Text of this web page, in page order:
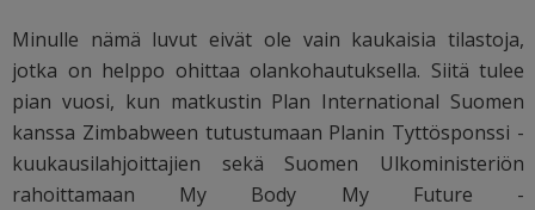
Minulle nämä luvut eivät ole vain kaukaisia tilastoja,
jotka on helppo ohittaa olankohautuksella. Siitä tulee
pian vuosi, kun matkustin Plan International Suomen
kanssa Zimbabween tutustumaan Planin Tyttösponssi -
kuukausilahjoittajien sekä Suomen Ulkoministeriön
rahoittamaan My Body My Future -